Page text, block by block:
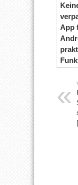
App